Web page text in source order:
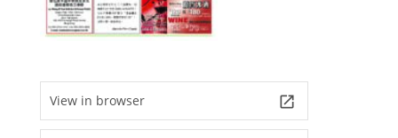
View in browser launch